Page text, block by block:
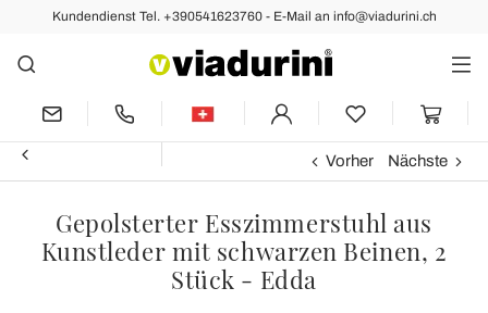
Kundendienst Tel. +390541623760 - E-Mail an info@viadurini.ch
Vorher Nächste
Gepolsterter Esszimmerstuhl aus
Kunstleder mit schwarzen Beinen, 2
Stück - Edda